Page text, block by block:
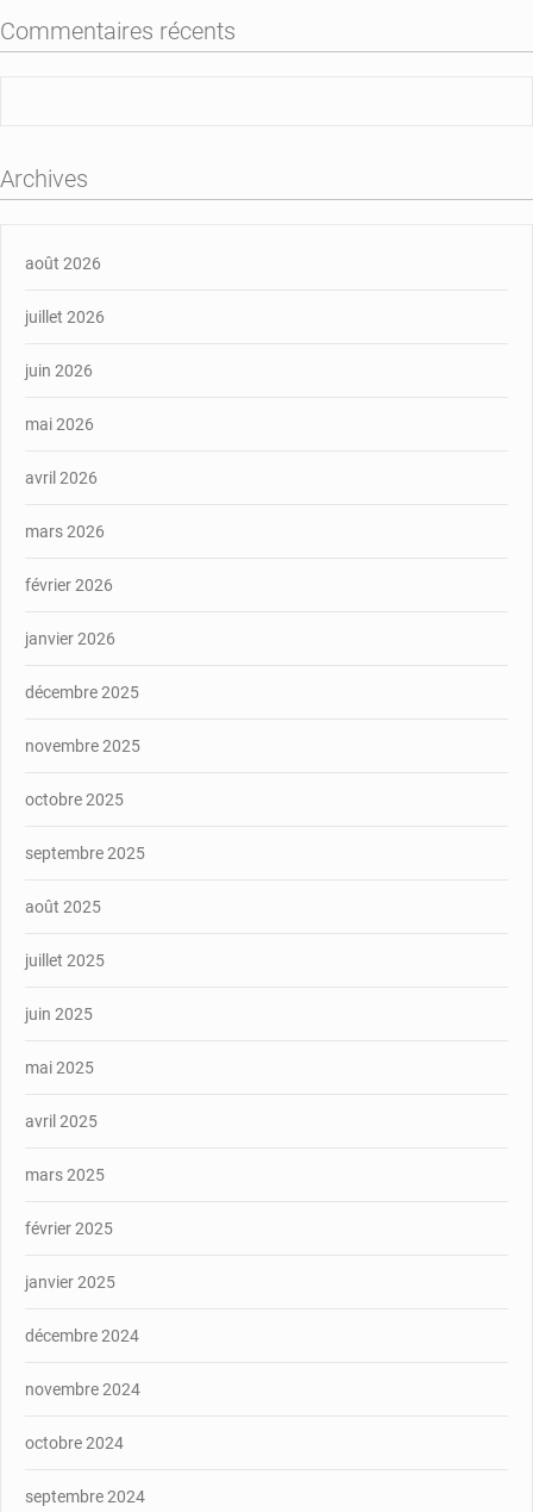
des
régions
Tillabéri
Commentaires récents
Archives
août 2026
juillet 2026
juin 2026
mai 2026
avril 2026
mars 2026
février 2026
janvier 2026
décembre 2025
novembre 2025
octobre 2025
septembre 2025
août 2025
juillet 2025
juin 2025
mai 2025
avril 2025
mars 2025
février 2025
janvier 2025
décembre 2024
novembre 2024
octobre 2024
septembre 2024